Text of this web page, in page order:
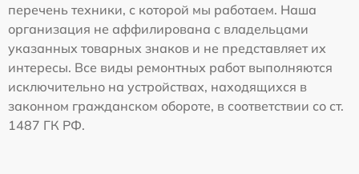
перечень техники, с которой мы работаем. Наша
организация не аффилирована с владельцами
указанных товарных знаков и не представляет их
интересы. Все виды ремонтных работ выполняются
исключительно на устройствах, находящихся в
законном гражданском обороте, в соответствии со ст.
1487 ГК РФ.